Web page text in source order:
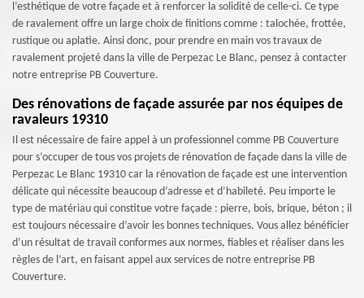
l’esthétique de votre façade et à renforcer la solidité de celle-ci. Ce type
de ravalement offre un large choix de finitions comme : talochée, frottée,
rustique ou aplatie. Ainsi donc, pour prendre en main vos travaux de
ravalement projeté dans la ville de Perpezac Le Blanc, pensez à contacter
notre entreprise PB Couverture.
Des rénovations de façade assurée par nos équipes de
ravaleurs 19310
Il est nécessaire de faire appel à un professionnel comme PB Couverture
pour s’occuper de tous vos projets de rénovation de façade dans la ville de
Perpezac Le Blanc 19310 car la rénovation de façade est une intervention
délicate qui nécessite beaucoup d’adresse et d’habileté. Peu importe le
type de matériau qui constitue votre façade : pierre, bois, brique, béton ; il
est toujours nécessaire d’avoir les bonnes techniques. Vous allez bénéficier
d’un résultat de travail conformes aux normes, fiables et réaliser dans les
règles de l’art, en faisant appel aux services de notre entreprise PB
Couverture.